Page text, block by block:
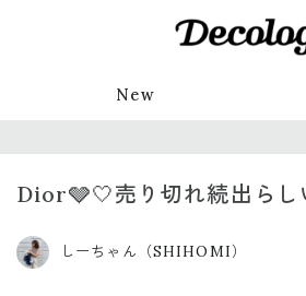
New
Dior🩶🤍売り切れ続出らし
しーちゃん（SHIHOMI）